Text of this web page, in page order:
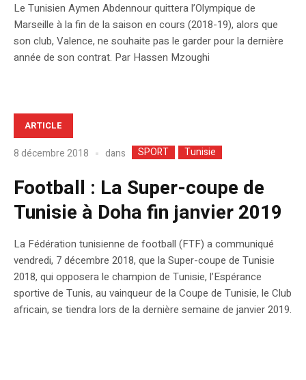
Le Tunisien Aymen Abdennour quittera l’Olympique de
Marseille à la fin de la saison en cours (2018-19), alors que
son club, Valence, ne souhaite pas le garder pour la dernière
année de son contrat. Par Hassen Mzoughi
ARTICLE
8 décembre 2018 dans SPORT Tunisie
Football : La Super-coupe de
Tunisie à Doha fin janvier 2019
La Fédération tunisienne de football (FTF) a communiqué
vendredi, 7 décembre 2018, que la Super-coupe de Tunisie
2018, qui opposera le champion de Tunisie, l’Espérance
sportive de Tunis, au vainqueur de la Coupe de Tunisie, le Club
africain, se tiendra lors de la dernière semaine de janvier 2019.